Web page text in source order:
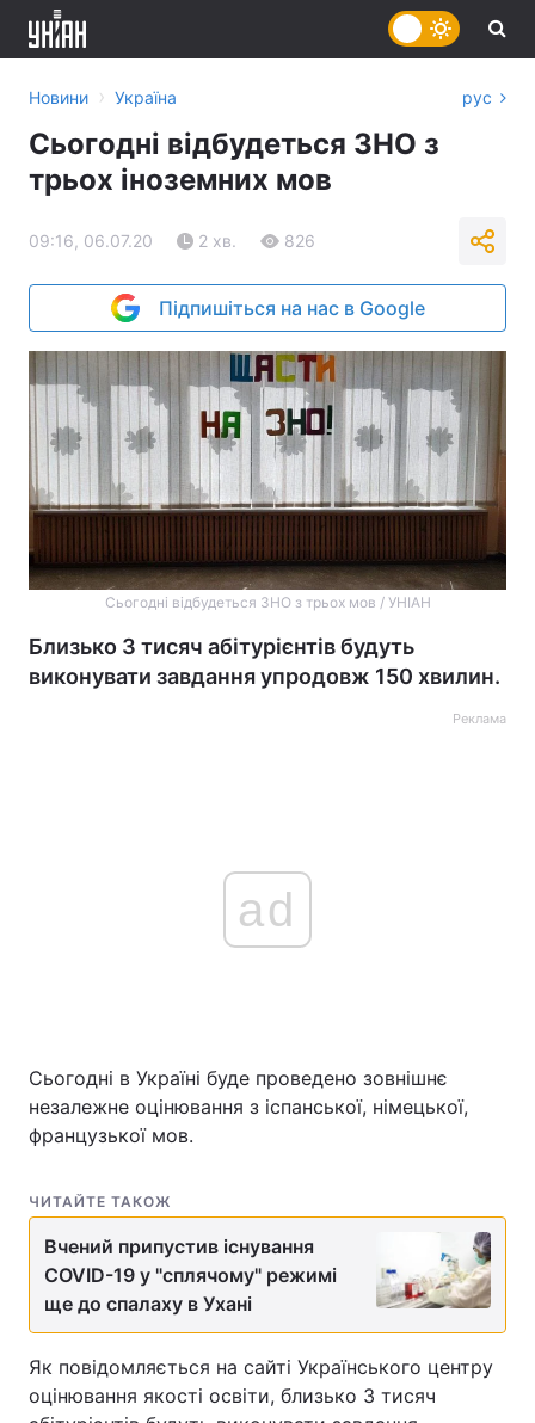
Україна Політика
Економіка Світ
Спорт Наука
Техно і зв'язок Лайт
Новини › Україна рус
Сьогодні відбудеться ЗНО з
трьох іноземних мов
09:16, 06.07.20 2 хв. 826
Підпишіться на нас в Google
Сьогодні відбудеться ЗНО з трьох мов / УНІАН
Близько 3 тисяч абітурієнтів будуть
виконувати завдання упродовж 150 хвилин.
Реклама
ad
Сьогодні в Україні буде проведено зовнішнє
незалежне оцінювання з іспанської, німецької,
французької мов.
ЧИТАЙТЕ ТАКОЖ
Вчений припустив існування
COVID-19 у "сплячому" режимі
ще до спалаху в Ухані
Як повідомляється на сайті Українського центру
оцінювання якості освіти, близько 3 тисяч